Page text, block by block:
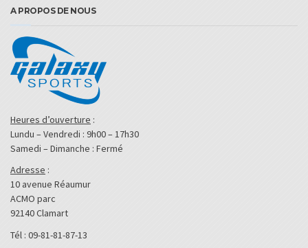
A PROPOS DE NOUS
Heures d’ouverture :
Lundu – Vendredi : 9h00 – 17h30
Samedi – Dimanche : Fermé
Adresse :
10 avenue Réaumur
ACMO parc
92140 Clamart
Tél : 09-81-81-87-13